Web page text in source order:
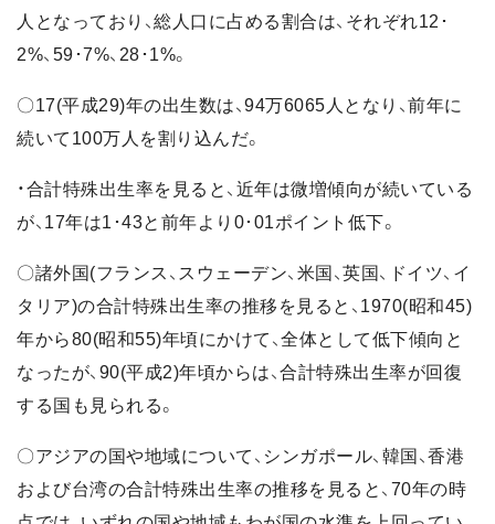
人となっており、総人口に占める割合は、それぞれ12･
2%、59･7%、28･1%。
〇17(平成29)年の出生数は、94万6065人となり、前年に
続いて100万人を割り込んだ。
・合計特殊出生率を見ると、近年は微増傾向が続いている
が、17年は1･43と前年より0･01ポイント低下。
〇諸外国(フランス、スウェーデン、米国、英国、ドイツ、イ
タリア)の合計特殊出生率の推移を見ると、1970(昭和45)
年から80(昭和55)年頃にかけて、全体として低下傾向と
なったが、90(平成2)年頃からは、合計特殊出生率が回復
する国も見られる。
〇アジアの国や地域について、シンガポール、韓国、香港
および台湾の合計特殊出生率の推移を見ると、70年の時